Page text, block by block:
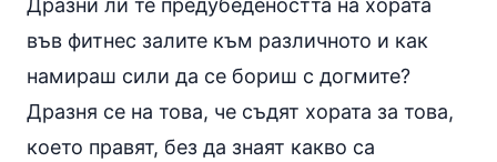
във фитнес залите към различното и как
намираш сили да се бориш с догмите?
Дразня се на това, че съдят хората за това,
което правят, без да знаят какво са